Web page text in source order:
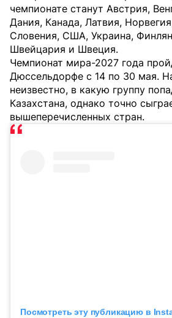
чемпионате станут Австрия,
Дания, Канада, Латвия,
Словения, США, Украина,
Швейцария и Швеция.
Чемпионат мира-2027 года
Дюссельдорфе с 14 по 30 мая.
неизвестно, в какую группу
Казахстана, однако точно
вышеперечисленных стран.
Посмотреть эту публикацию в